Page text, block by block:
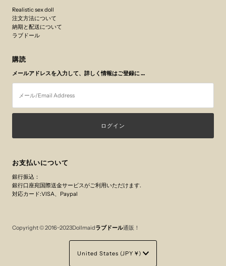
Realistic sex doll
注文方法について
納期と配送について
ラブドール
購読
メールアドレスを入力して、詳しく情報はご登録に …
メ
Address
お支払いについて
銀行振込：
銀行口座宛国際送金サービスがご利用いただけます.
対応カード:VISA、Paypal
Copyright © 2016~2023Dollmaidラブドール通販！
Currency
United States (JPY ¥)